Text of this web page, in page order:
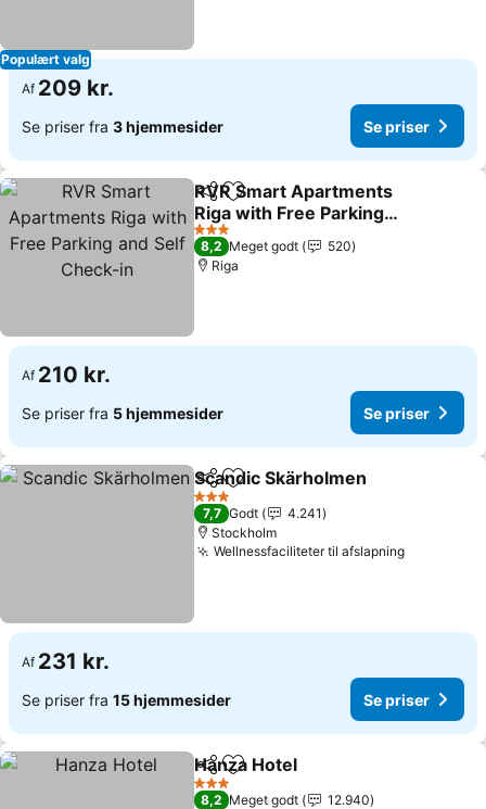
Populært valg
Af 209 kr.
Se priser fra 3 hjemmesider Se priser
Del Føj til favoritter
RVR Smart Apartments
Riga with Free Parking
and Self Check-in
Se priser
3 Stjerner
8,2 Meget godt
520
Riga
Af 210 kr.
Se priser fra 5 hjemmesider Se priser
Del Føj til favoritter
Scandic Skärholmen
3 Stjerner
7,7 Godt
4.241
Stockholm
Wellnessfaciliteter til afslapningSe priser
Af 231 kr.
Se priser fra 15 hjemmesider Se priser
Del Føj til favoritter
Hanza Hotel
3 Stjerner
8,2 Meget godt
12.940